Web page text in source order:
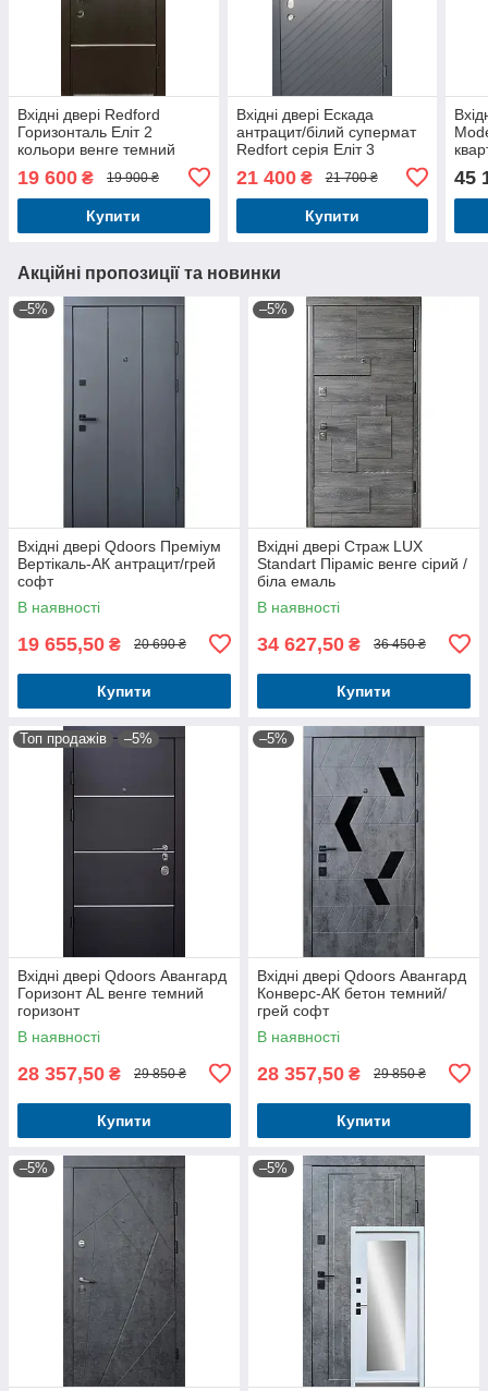
Вхідні двері Redford
Горизонталь Еліт 2
кольори венге темний
19 600 ₴ 19 900 ₴
Купити
Вхідні двері Ескада
антрацит/білий супермат
Redfort серія Еліт 3
21 400₴ 21 700 ₴
Купити
45
Акційні пропозиції та новинки
–5%
Вхідні двері Qdoors Преміум
Вертікаль-АК антрацит/грей
софт
В наявності
19 655,50 ₴ 20 690 ₴
Купити
–5%
Вхідні двері Страж LUX
Standart Піраміс венге сірий /
біла емаль
В наявності
34 627,50 ₴ 36 450 ₴
Купити
Топ продажів –5%
Вхідні двері Qdoors Авангард
Горизонт AL венге темний
горизонт
В наявності
28 357,50 ₴ 29 850 ₴
Купити
–5%
Вхідні двері Qdoors Авангард
Конверс-АК бетон темний/
грей софт
В наявності
28 357,50 ₴ 29 850 ₴
Купити
–5% –5%